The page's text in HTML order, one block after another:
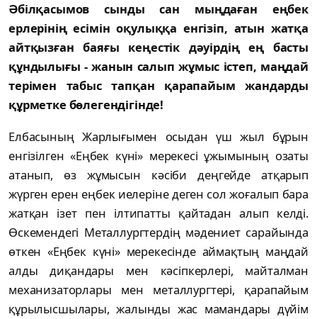
Әбілқасымов сынды сан мыңдаған еңбек
ерлерінің есімін оқулыққа енгізіп, атын жатқа
айтқызған баяғы кеңестік дәуірдің ең басты
құндылығы - жанын салып жұмыс істеп, маңдай
терімен табыс тапқан қарапайым жандарды
құрметке бөлегендігінде!
Елбасының Жарлығымен осыдан үш жыл бұрын
енгізілген «Еңбек күні» мерекесі ұжымының озаты
атанып, өз жұмысын кәсіби деңгейде атқарып
жүрген ерен еңбек иелеріне деген сол жоғалып бара
жатқан ізет пен ілтипатты қайтадан алып келді.
Өскемендегі Металлургтердің мәдениет сарайында
өткен «Еңбек күні» мерекесінде аймақтың маңдай
алды диқандары мен кәсіпкерлері, майталман
механизаторлары мен металлургтері, қарапайым
құрылысшылары, жалынды жас мамандары дүйім